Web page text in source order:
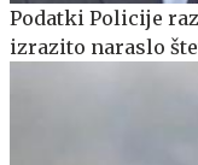
Podatki Policije
izrazito naraslo